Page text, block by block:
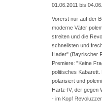
01.06.2011 bis
Vorerst nur auf der
moderne Väter
streiten und die
schnellsten und
Hader" (Bayrischer
Premiere: "Keine
politisches Kabarett.
polarisiert und
Hartz-IV, der gegen
- im Kopf